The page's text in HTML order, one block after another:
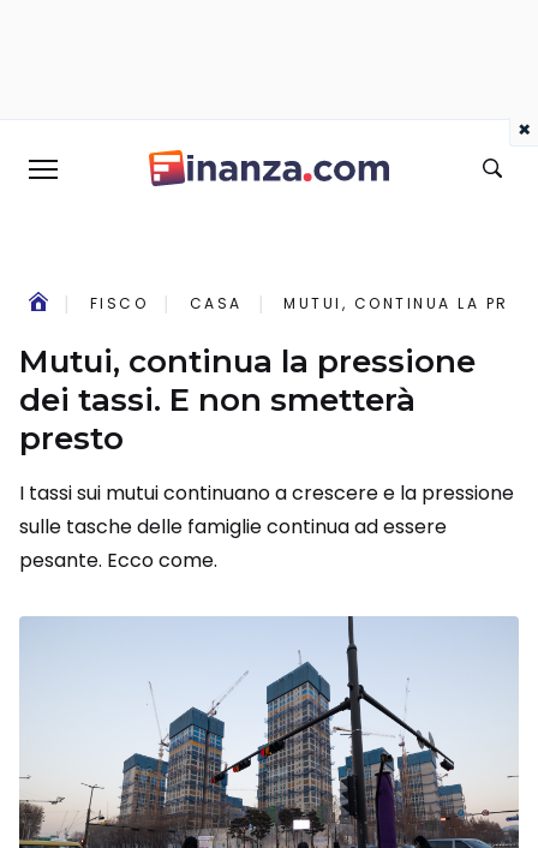
FISCO CASA MUTUI, CONTINUA LA
Mutui, continua la pressione
dei tassi. E non smetterà
presto
I tassi sui mutui continuano a crescere e la pressione
sulle tasche delle famiglie continua ad essere
pesante. Ecco come.
×